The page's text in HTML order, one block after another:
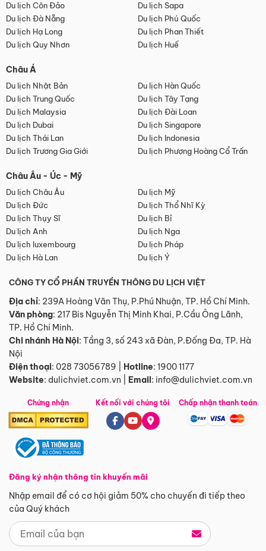
Du lịch Côn Đảo
Du lịch Sapa
Du lịch Đà Nẵng
Du lịch Phú Quốc
Du lịch Hạ Long
Du lịch Phan Thiết
Du lịch Quy Nhơn
Du lịch Huế
Châu Á
Du lịch Nhật Bản
Du lịch Hàn Quốc
Du lịch Trung Quốc
Du lịch Tây Tạng
Du lịch Malaysia
Du lịch Đài Loan
Du lịch Dubai
Du lịch Singapore
Du lịch Thái Lan
Du lịch Indonesia
Du lịch Trương Gia Giới
Du lịch Phượng Hoàng Cổ Trấn
Châu Âu - Úc - Mỹ
Du lịch Châu Âu
Du lịch Mỹ
Du lịch Đức
Du lịch Thổ Nhĩ Kỳ
Du lịch Thụy Sĩ
Du lịch Bỉ
Du lịch Anh
Du lịch Nga
Du lịch luxembourg
Du lịch Pháp
Du lịch Hà Lan
Du lịch Ý
CÔNG TY CỔ PHẦN TRUYỀN THÔNG DU LỊCH VIỆT
Địa chỉ: 239A Hoàng Văn Thụ, P.Phú Nhuận, TP. Hồ Chí Minh.
Văn phòng: 217 Bis Nguyễn Thị Minh Khai, P.Cầu Ông Lãnh,
TP. Hồ Chí Minh.
Chi nhánh Hà Nội: Tầng 3, số 243 xã Đàn, P.Đống Đa, TP. Hà
Nội
Điện thoại: 028 73056789 Hotline: 1900 1177
Website: dulichviet.com.vn Email: info@dulichviet.com.vn
Chứng nhận
Đăng ký nhận thông tin khuyến mãi
Nhập email để có cơ hội giảm 50% cho chuyến đi tiếp theo
của Quý khách
Kết nối với chúng tôi Chấp nhận thanh toán